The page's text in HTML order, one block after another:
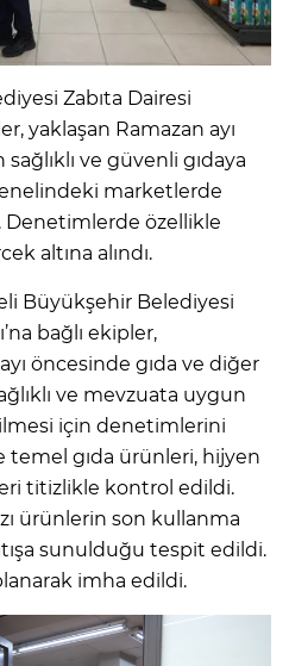
Zabıta Dairesi
yaklaşan Ramazan ayı
ve güvenli gıdaya
marketlerde
Denetimlerde özellikle
altına alındı.
Büyükşehir Belediyesi
bağlı ekipler,
öncesinde gıda ve diğer
ve mevzuata uygun
için denetimlerini
temel gıda ürünleri, hijyen
titizlikle kontrol edildi.
ürünlerin son kullanma
sunulduğu tespit edildi.
imha edildi.